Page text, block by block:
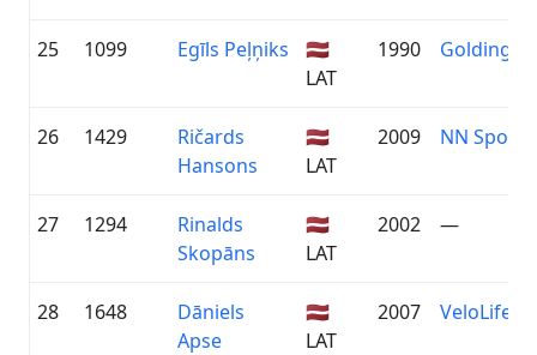
25 1099 Egīls Peļņiks
🇱🇻
LAT
1990
26 1429
Ričards
Hansons
🇱🇻
LAT
2009 NN
27 1294
Rinalds
Skopāns
🇱🇻
LAT
2002 —
28 1648
Dāniels
Apse
🇱🇻
LAT
2007